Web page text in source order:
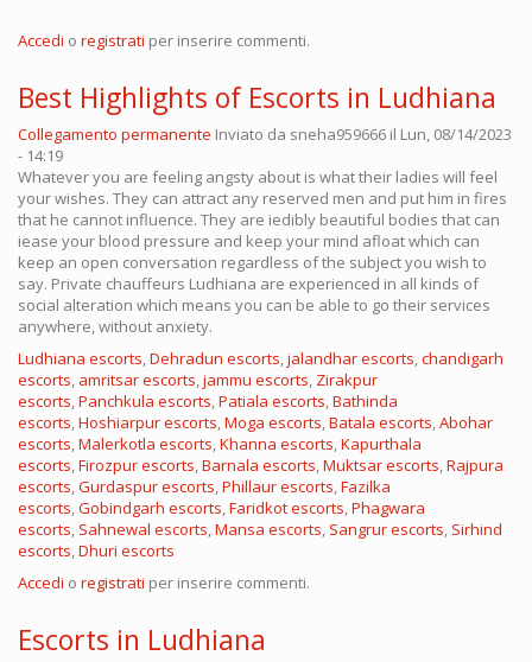
Accedi o registrati per inserire commenti.
Best Highlights of Escorts in Ludhiana
Collegamento permanente Inviato da sneha959666 il Lun, 08/14/2023
- 14:19
Whatever you are feeling angsty about is what their ladies will feel
your wishes. They can attract any reserved men and put him in fires
that he cannot influence. They are iedibly beautiful bodies that can
iease your blood pressure and keep your mind afloat which can
keep an open conversation regardless of the subject you wish to
say. Private chauffeurs Ludhiana are experienced in all kinds of
social alteration which means you can be able to go their services
anywhere, without anxiety.
Ludhiana escorts,Dehradun escorts,jalandhar escorts,chandigarh
escorts, amritsar escorts,jammu escorts, Zirakpur
escorts,Panchkula escorts,Patiala escorts,Bathinda
escorts,Hoshiarpur escorts,Moga escorts,Batala escorts,Abohar
escorts,Malerkotla escorts,Khanna escorts,Kapurthala
escorts,Firozpur escorts,Barnala escorts,Muktsar escorts,Rajpura
escorts,Gurdaspur escorts,Phillaur escorts,Fazilka
escorts,Gobindgarh escorts,Faridkot escorts,Phagwara
escorts, Sahnewal escorts,Mansa escorts, Sangrur escorts, Sirhind
escorts,Dhuri escorts
Accedi o registrati per inserire commenti.
Escorts in Ludhiana